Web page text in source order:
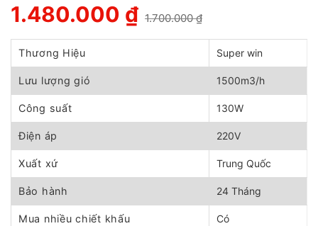
1.700.000₫
gốc
là:
1.700.000 ₫.
1.480.000 ₫
hiện
tại
1.480.000 ₫.
Thương Hiệu Super win
Lưu lượng gió 1500m3/h
Công suất 130W
Điện áp 220V
Xuất xứ Trung Quốc
Bảo hành 24 Tháng
Mua nhiều chiết khấu Có